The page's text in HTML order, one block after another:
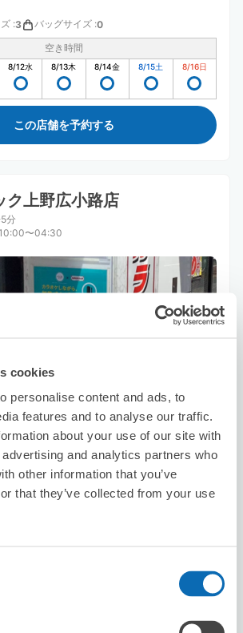
cookies
personalise content and ads, to
features and to analyse our traffic.
about your use of our site with
and analytics partners who
other information that you’ve
that they’ve collected from your use
:3 バッグサイズ :0
空き時間
8/12水 8/13木 8/14金 8/15土 8/16日
この店舗を予約する
ク上野広小路店
分
〜04:30
:10 バッグサイズ:0
空き時間
8/12水 8/13木 8/14 金 8/15土 8/16 日
この店舗を予約する